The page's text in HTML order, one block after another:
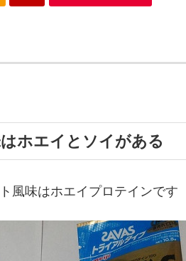
ホエイとソイがある
風味はホエイプロテインです